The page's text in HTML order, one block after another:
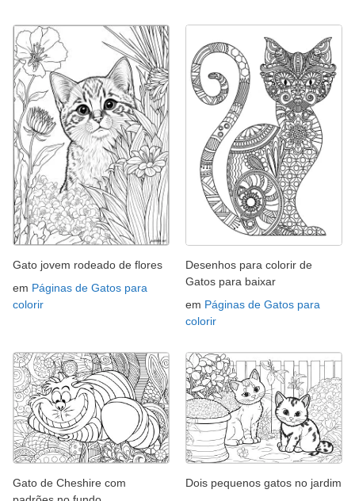
Gato jovem rodeado de flores
em Páginas de Gatos para
colorir
Desenhos para colorir de
Gatos para baixar
em Páginas de Gatos para
colorir
Gato de Cheshire com
Dois pequenos gatos no jardim